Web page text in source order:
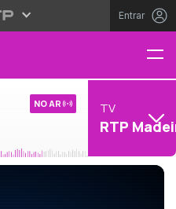
Entrar
NO AR TV
RTP